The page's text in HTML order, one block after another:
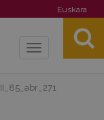
Euskara
Toggle
II_85_abr_271